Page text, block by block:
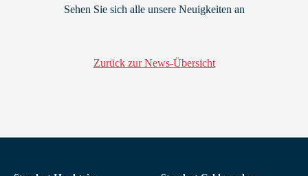
Sehen Sie sich alle unsere Neuigkeiten an
Zurück zur News-Übersicht